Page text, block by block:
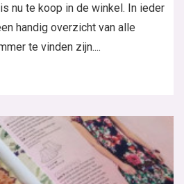
nu te koop in de winkel. In ieder
handig overzicht van alle
te vinden zijn....